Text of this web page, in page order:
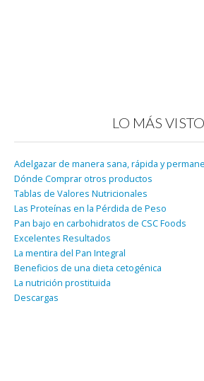
LO MÁS VISTO
Adelgazar de manera sana, rápida y
Dónde Comprar otros productos
Tablas de Valores Nutricionales
Las Proteínas en la Pérdida de Peso
Pan bajo en carbohidratos de CSC Foods
Excelentes Resultados
La mentira del Pan Integral
Beneficios de una dieta cetogénica
La nutrición prostituida
Descargas